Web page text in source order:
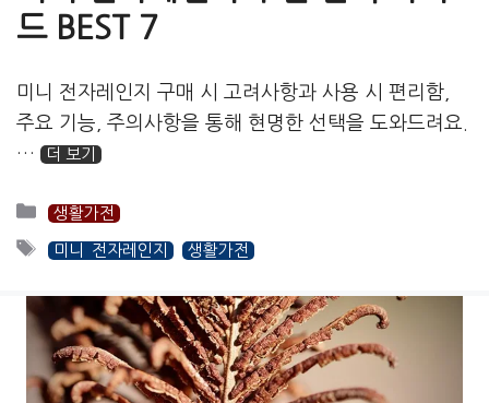
드 BEST 7
미니 전자레인지 구매 시 고려사항과 사용 시 편리함,
주요 기능, 주의사항을 통해 현명한 선택을 도와드려요.
…
더 보기
카
테
리
생활가전
태미니 전자레인지 생활가전